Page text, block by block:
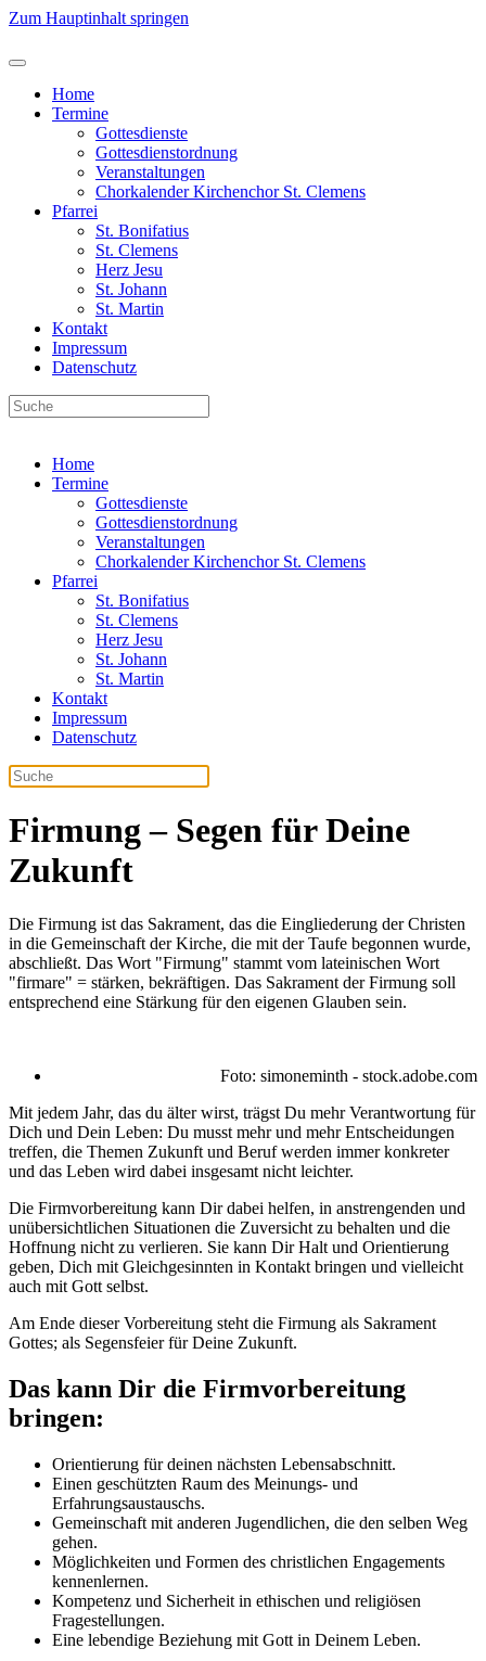
Zum Hauptinhalt springen
Home
Termine
Gottesdienste
Gottesdienstordnung
Veranstaltungen
Chorkalender Kirchenchor St. Clemens
Pfarrei
St. Bonifatius
St. Clemens
Herz Jesu
St. Johann
St. Martin
Kontakt
Impressum
Datenschutz
Home
Termine
Gottesdienste
Gottesdienstordnung
Veranstaltungen
Chorkalender Kirchenchor St. Clemens
Pfarrei
St. Bonifatius
St. Clemens
Herz Jesu
St. Johann
St. Martin
Kontakt
Impressum
Datenschutz
Firmung – Segen für Deine
Zukunft
Die Firmung ist das Sakrament, das die Eingliederung der Christen
in die Gemeinschaft der Kirche, die mit der Taufe begonnen wurde,
abschließt. Das Wort "Firmung" stammt vom lateinischen Wort
"firmare" = stärken, bekräftigen. Das Sakrament der Firmung soll
entsprechend eine Stärkung für den eigenen Glauben sein.
Foto: simoneminth - stock.adobe.com
Mit jedem Jahr, das du älter wirst, trägst Du mehr Verantwortung für
Dich und Dein Leben: Du musst mehr und mehr Entscheidungen
treffen, die Themen Zukunft und Beruf werden immer konkreter
und das Leben wird dabei insgesamt nicht leichter.
Die Firmvorbereitung kann Dir dabei helfen, in anstrengenden und
unübersichtlichen Situationen die Zuversicht zu behalten und die
Hoffnung nicht zu verlieren. Sie kann Dir Halt und Orientierung
geben, Dich mit Gleichgesinnten in Kontakt bringen und vielleicht
auch mit Gott selbst.
Am Ende dieser Vorbereitung steht die Firmung als Sakrament
Gottes; als Segensfeier für Deine Zukunft.
Das kann Dir die Firmvorbereitung
bringen:
Orientierung für deinen nächsten Lebensabschnitt.
Einen geschützten Raum des Meinungs- und
Erfahrungsaustauschs.
Gemeinschaft mit anderen Jugendlichen, die den selben Weg
gehen.
Möglichkeiten und Formen des christlichen Engagements
kennenlernen.
Kompetenz und Sicherheit in ethischen und religiösen
Fragestellungen.
Eine lebendige Beziehung mit Gott in Deinem Leben.